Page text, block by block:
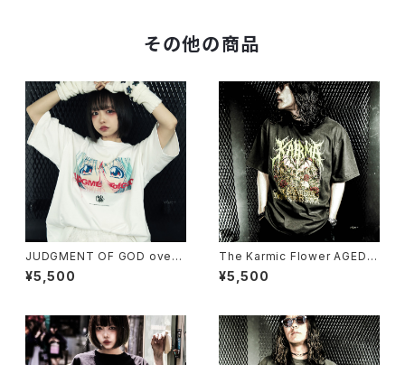
その他の商品
JUDGMENT OF GOD overs
ized T-shirt
¥5,500
The Karmic Flower AGED T
-shirt
¥5,500